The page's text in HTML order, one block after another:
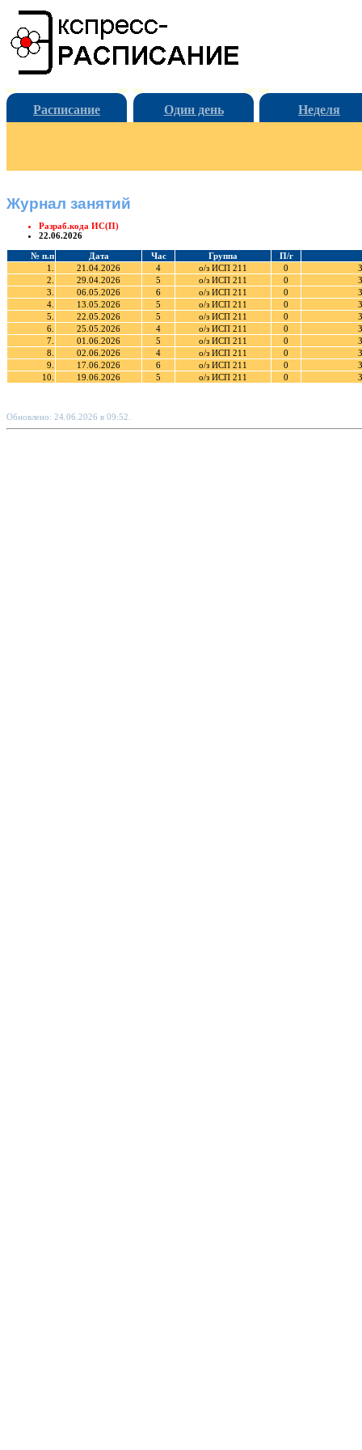
Расписание Один день Неделя
Журнал занятий
Разраб.кода ИС(П)
22.06.2026
№ п.п Дата Час Группа
П/г
1.
21.04.2026 4 о/з ИСП 211 0
2.
29.04.2026 5 о/з ИСП 211 0
3.
06.05.2026 6 о/з ИСП 211 0
4.
13.05.2026 5 о/з ИСП 211 0
5.
22.05.2026 5 о/з ИСП 211 0
6.
25.05.2026 4 о/з ИСП 211 0
7.
01.06.2026 5 о/з ИСП 211 0
8.
02.06.2026 4 о/з ИСП 211 0
9.
17.06.2026 6 о/з ИСП 211 0
10.
19.06.2026 5 о/з ИСП 211 0
Обновлено: 24.06.2026 в 09:52.